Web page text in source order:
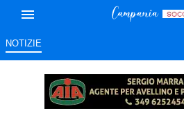
NOTIZIE